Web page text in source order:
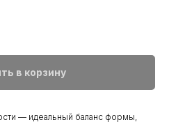
в корзину
— идеальный баланс формы,